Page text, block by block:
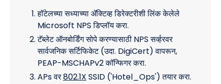
हॉटेलच्या सध्याच्या ॲक्टिव्ह डिरेक्टरीशी लिंक केलेले
Microsoft NPS डिप्लॉय करा.
टॅब्लेट ऑनबोर्डिंग सोपे करण्यासाठी NPS सर्व्हरवर
सार्वजनिक सर्टिफिकेट (उदा. DigiCert) वापरून,
PEAP-MSCHAPv2 कॉन्फिगर करा.
APs वर802.1X SSID ('Hotel_Ops') तयार करा.